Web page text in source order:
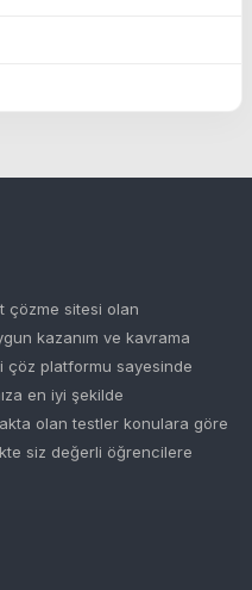
çözme sitesi olan
kazanım ve kavrama
çöz platformu sayesinde
en iyi şekilde
olan testler konulara göre
siz değerli öğrencilere